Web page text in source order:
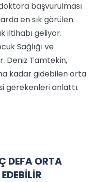
başvurulması
en sık görülen
iltihabı geliyor.
Sağlığı ve
Deniz Tamtekin,
kadar gidebilen orta
gerekenleri anlattı.
DEFA ORTA